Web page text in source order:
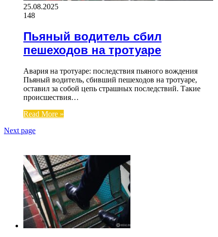
25.08.2025
148
Пьяный водитель сбил
пешеходов на тротуаре
Авария на тротуаре: последствия пьяного вождения
Пьяный водитель, сбивший пешеходов на тротуаре,
оставил за собой цепь страшных последствий. Такие
происшествия…
Read More »
Next page